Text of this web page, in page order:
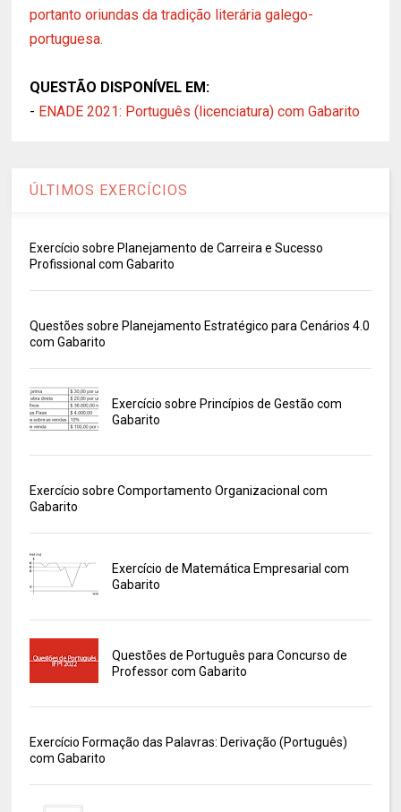
portanto oriundas da tradição literária galego-
portuguesa.
QUESTÃO DISPONÍVEL EM:
- ENADE 2021: Português (licenciatura) com Gabarito
ÚLTIMOS EXERCÍCIOS
Exercício sobre Planejamento de Carreira e Sucesso
Profissional com Gabarito
Questões sobre Planejamento Estratégico para Cenários 4.0
com Gabarito
Exercício sobre Princípios de Gestão com
Gabarito
Exercício sobre Comportamento Organizacional com
Gabarito
Exercício de Matemática Empresarial com
Gabarito
Questões de Português para Concurso de
Professor com Gabarito
Exercício Formação das Palavras: Derivação (Português)
com Gabarito